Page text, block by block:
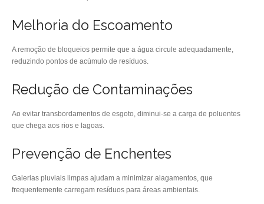
Melhoria do Escoamento
A remoção de bloqueios permite que a água circule adequadamente,
reduzindo pontos de acúmulo de resíduos.
Redução de Contaminações
Ao evitar transbordamentos de esgoto, diminui-se a carga de poluentes
que chega aos rios e lagoas.
Prevenção de Enchentes
Galerias pluviais limpas ajudam a minimizar alagamentos, que
frequentemente carregam resíduos para áreas ambientais.